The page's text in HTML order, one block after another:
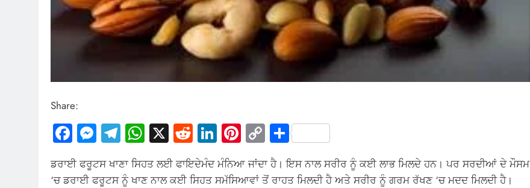
Share:
Facebook
Messenger
Telegram
WhatsApp
X RedditLinkedIn
Pinterest
Copy
Link
Share
ਡਰਾਈ ਫਰੂਟਸ ਖਾਣਾ ਸਿਹਤ ਲਈ ਫਾਇਦੇਮੰਦ ਮੰਨਿਆ ਜਾਂਦਾ ਹੈ। ਇਸ ਨਾਲ ਸਰੀਰ ਨੂੰ ਕਈ ਲਾਭ ਮਿਲਦੇ ਹਨ। ਪਰ ਸਰਦੀਆਂ ਦੇ ਮੌਸਮ
‘ਚ ਡਰਾਈ ਫਰੂਟਸ ਨੂੰ ਖਾਣ ਨਾਲ ਕਈ ਸਿਹਤ ਸਮੱਸਿਆਵਾਂ ਤੋਂ ਰਾਹਤ ਮਿਲਦੀ ਹੈ ਅਤੇ ਸਰੀਰ ਨੂੰ ਗਰਮ ਰੱਖਣ ‘ਚ ਮਦਦ ਮਿਲਦੀ ਹੈ।